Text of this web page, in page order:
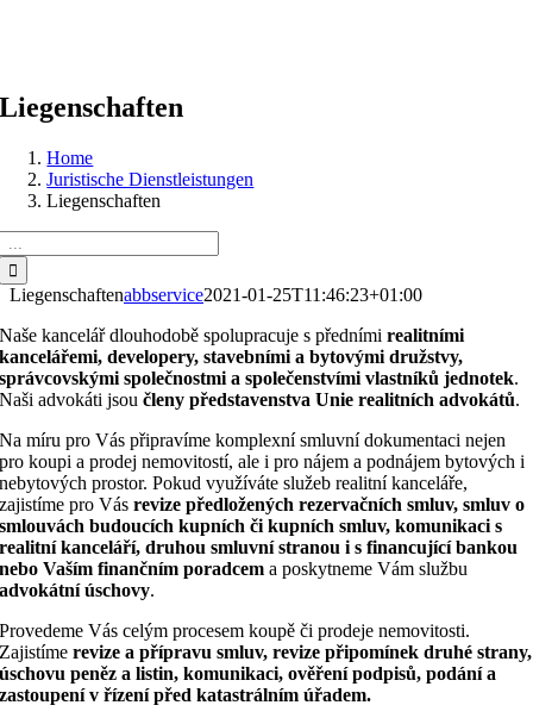
Liegenschaften
Home
Juristische Dienstleistungen
Liegenschaften
Liegenschaftenabbservice2021-01-25T11:46:23+01:00
Naše kancelář dlouhodobě spolupracuje s přednímirealitními
kancelářemi, developery, stavebními a bytovými družstvy,
správcovskými společnostmi a společenstvími vlastníků jednotek.
Naši advokáti jsoučleny představenstva Unie realitních advokátů.
Na míru pro Vás připravíme komplexní smluvní dokumentaci nejen
pro koupi a prodej nemovitostí, ale i pro nájem a podnájem bytových i
nebytových prostor. Pokud využíváte služeb realitní kanceláře,
zajistíme pro Vásrevize předložených rezervačních smluv, smluv o
smlouvách budoucích kupních či kupních smluv, komunikaci s
realitní kanceláří, druhou smluvní stranou i s financující bankou
nebo Vaším finančním poradcema poskytneme Vám službu
advokátní úschovy.
Provedeme Vás celým procesem koupě či prodeje nemovitosti.
Zajistímerevize a přípravu smluv, revize připomínek druhé strany,
úschovu peněz a listin, komunikaci, ověření podpisů, podání a
zastoupení v řízení před katastrálním úřadem.